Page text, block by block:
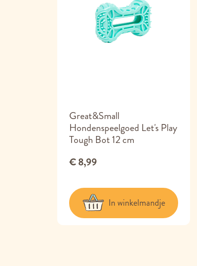
Great&Small
Hondenspeelgoed Let's Play
Tough Bot 12 cm
€ 8,99
In winkelmandje